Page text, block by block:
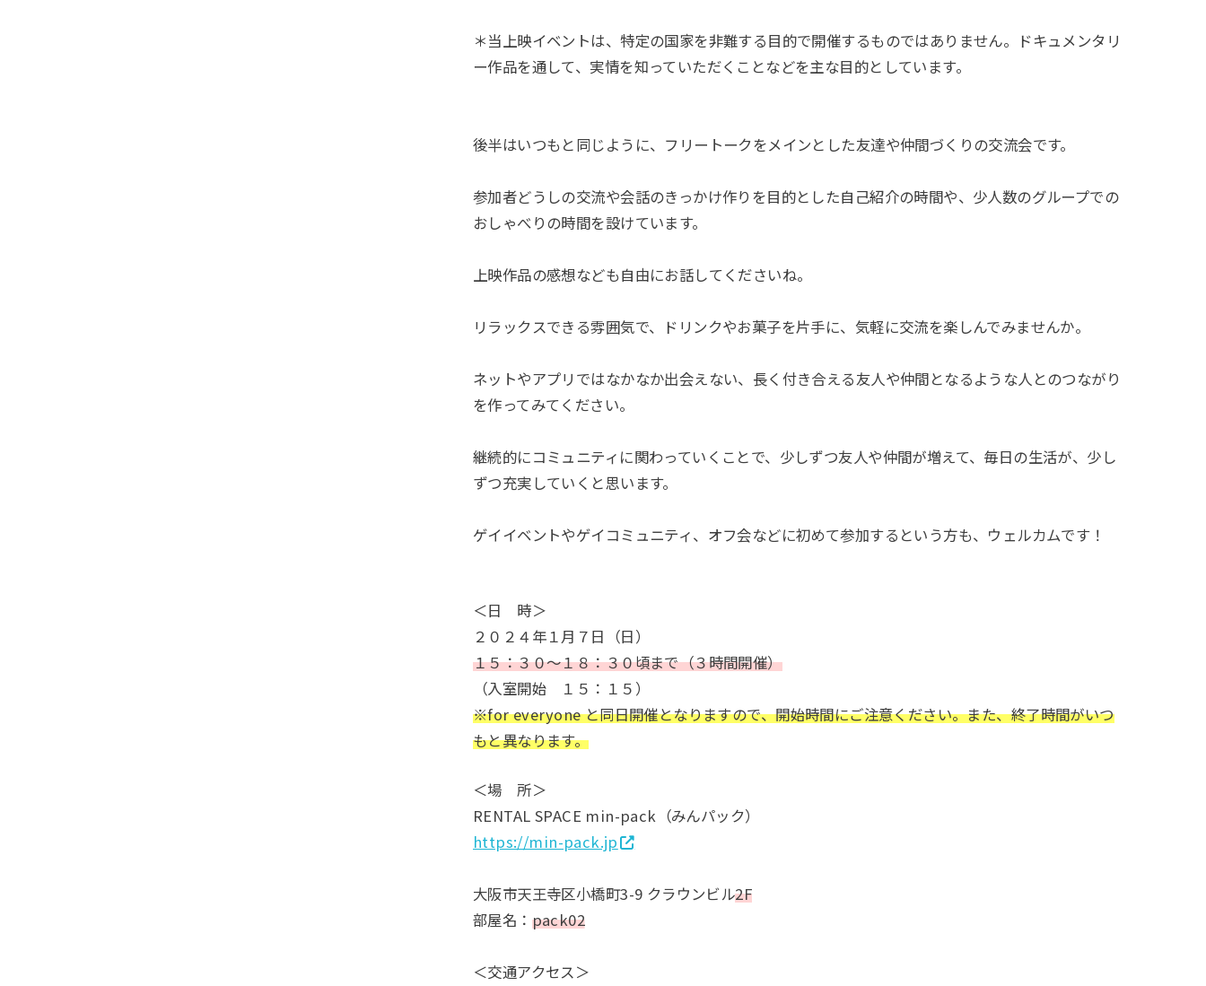
＊当上映イベントは、特定の国家を非難する目的で開催するものではありません。ドキュメンタリ
ー作品を通して、実情を知っていただくことなどを主な目的としています。
後半はいつもと同じように、フリートークをメインとした友達や仲間づくりの交流会です。
参加者どうしの交流や会話のきっかけ作りを目的とした自己紹介の時間や、少人数のグループでの
おしゃべりの時間を設けています。
上映作品の感想なども自由にお話してくださいね。
リラックスできる雰囲気で、ドリンクやお菓子を片手に、気軽に交流を楽しんでみませんか。
ネットやアプリではなかなか出会えない、長く付き合える友人や仲間となるような人とのつながり
を作ってみてください。
継続的にコミュニティに関わっていくことで、少しずつ友人や仲間が増えて、毎日の生活が、少し
ずつ充実していくと思います。
ゲイイベントやゲイコミュニティ、オフ会などに初めて参加するという方も、ウェルカムです！
＜日 時＞
２０２４年１月７日（日）
１５：３０～１８：３０頃まで（３時間開催）
（入室開始 １５：１５）
※for everyone と同日開催となりますので、開始時間にご注意ください。また、終了時間がいつ
もと異なります。
＜場 所＞
RENTAL SPACE min-pack（みんパック）
https://min-pack.jp
大阪市天王寺区小橋町3-9 クラウンビル2F
部屋名： pack02
＜交通アクセス＞